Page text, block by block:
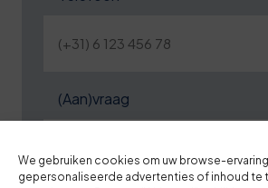
We gebruiken cookies om uw browse-
gepersonaliseerde advertenties of inhoud te
(Aan)vraag